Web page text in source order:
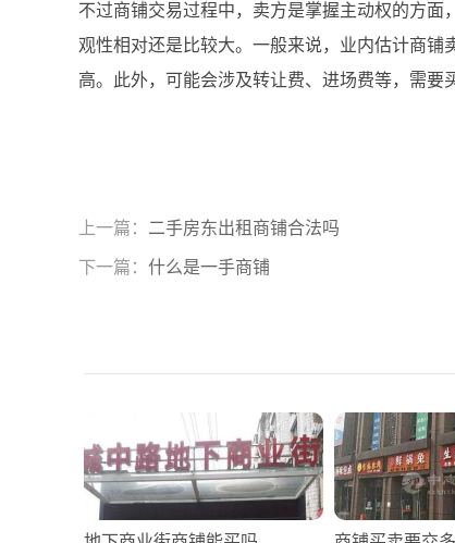
不过商铺交易过程中，卖方是掌握主动权的方
观性相对还是比较大。一般来说，业内估计商
高。此外，可能会涉及转让费、进场费等，需要
上一篇： 二手房东出租商铺合法吗
下一篇： 什么是一手商铺